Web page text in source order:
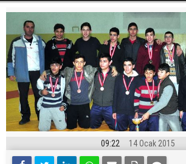
09:22 14 Ocak 2015